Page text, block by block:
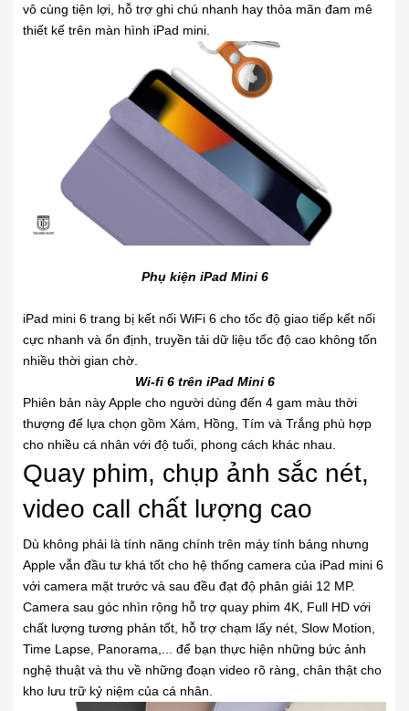
vô cùng tiện lợi, hỗ trợ ghi chú nhanh hay thỏa mãn đam mê
thiết kế trên màn hình iPad mini.
Phụ kiện iPad Mini 6
iPad mini 6 trang bị kết nối WiFi 6 cho tốc độ giao tiếp kết nối
cực nhanh và ổn định, truyền tải dữ liệu tốc độ cao không tốn
nhiều thời gian chờ.
Wi-fi 6 trên iPad Mini 6
Phiên bản này Apple cho người dùng đến 4 gam màu thời
thượng để lựa chọn gồm Xám, Hồng, Tím và Trắng phù hợp
cho nhiều cá nhân với độ tuổi, phong cách khác nhau.
Quay phim, chụp ảnh sắc nét,
video call chất lượng cao
Dù không phải là tính năng chính trên máy tính bảng nhưng
Apple vẫn đầu tư khá tốt cho hệ thống camera của iPad mini 6
với camera mặt trước và sau đều đạt độ phân giải 12 MP.
Camera sau góc nhìn rộng hỗ trợ quay phim 4K, Full HD với
chất lượng tương phản tốt, hỗ trợ chạm lấy nét, Slow Motion,
Time Lapse, Panorama,... để bạn thực hiện những bức ảnh
nghệ thuật và thu về những đoạn video rõ ràng, chân thật cho
kho lưu trữ kỷ niệm của cá nhân.